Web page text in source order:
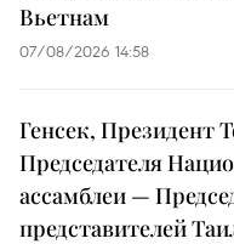
Вьетнам
07/08/2026 14:58
Генсек, Президент
Председателя
ассамблеи —
представителей